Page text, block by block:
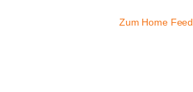
Zum Home Feed